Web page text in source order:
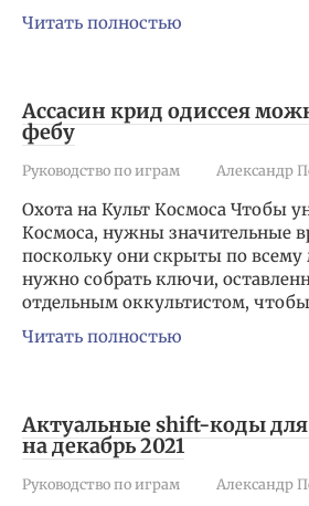
Читать полностью
Ассасин крид одиссея
фебу
Руководство по играм Александр
Охота на Культ Космоса Чтобы
Космоса, нужны значительные
поскольку они скрыты по
нужно собрать ключи,
отдельным оккультистом,
Читать полностью
Актуальные shift-коды для
на декабрь 2021
Руководство по играм Александр